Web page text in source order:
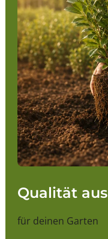
Qualität
für deinen Garten